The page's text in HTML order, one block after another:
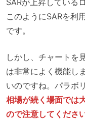
このようにSARを利
です。
しかし、チャートを
は非常によく機能し
いのですね。パラボ
相場が続く場面では
ので注意してください